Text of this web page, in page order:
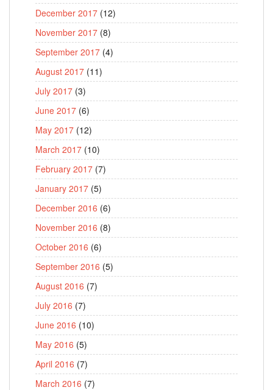
December 2017 (12)
November 2017 (8)
September 2017 (4)
August 2017 (11)
July 2017 (3)
June 2017 (6)
May 2017 (12)
March 2017 (10)
February 2017 (7)
January 2017 (5)
December 2016 (6)
November 2016 (8)
October 2016 (6)
September 2016 (5)
August 2016 (7)
July 2016 (7)
June 2016 (10)
May 2016 (5)
April 2016 (7)
March 2016 (7)